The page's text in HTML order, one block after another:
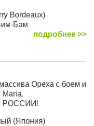
Bordeaux)
Бам
подробнее >>
Ореха с боем и
Maria.
РОССИИ!
(Япония)